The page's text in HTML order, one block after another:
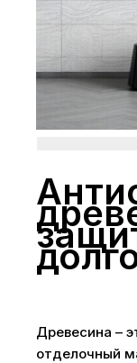
Древесина –
отделочный